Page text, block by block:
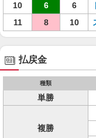
10
6 6
11
8 10
払戻金
種類
単勝
複勝